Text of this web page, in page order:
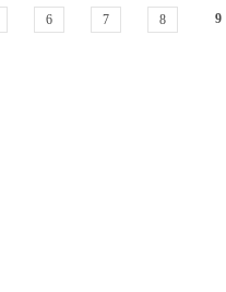
6 7 8 9